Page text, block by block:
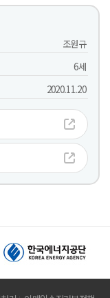
후 6개월 내에 그 소유
소유권은 월계구민체육
2-2289-6870)로 문의 주시기 바랍니다.
조원규
6세
2020.11.20